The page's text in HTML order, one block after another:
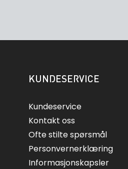
KUNDESERVICE
Kundeservice
Kontakt oss
Ofte stilte spørsmål
Personvernerklæring
Informasjonskapsler